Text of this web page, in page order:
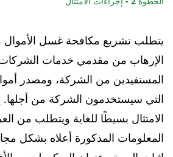
يتطلب تشريع مكافحة غسل الأموال
الإرهاب من مقدمي خدمات الشركات
المستفيدين من الشركة، ومصدر
التي سيستخدمون الشركة من أجلها.
الامتثال بسيطًا للغاية ويتطلب من
المعلومات المذكورة أعلاه بشكل